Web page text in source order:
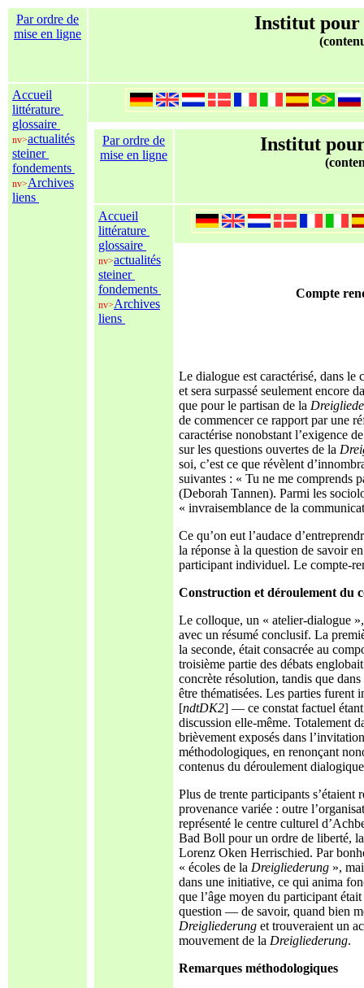
Par ordre de
mise en ligne
Institut pour
Accueil
littérature
glossaire
nv>actualités
steiner
fondements
nv>Archives
liens
Par ordre de
mise en ligne
Institut
Accueil
littérature
glossaire
nv>actualités
steiner
fondements
nv>Archives
liens
Compte
Le dialogue est caractérisé, dans
et sera surpassé seulement encore
que pour le partisan de la
de commencer ce rapport par une
caractérise nonobstant l’exigence
sur les questions ouvertes de la
soi, c’est ce que révèlent
suivantes : « Tu ne me comprends
(Deborah Tannen). Parmi les
« invraisemblance de la
Ce qu’on eut l’audace
la réponse à la question de savoir
participant individuel. Le compte-
Construction et déroulement du
Le colloque, un « atelier-dialogue
avec un résumé conclusif. La
la seconde, était consacrée au
troisième partie des débats
concrète résolution, tandis que
être thématisées. Les parties
[ndtDK2] — ce constat factuel étant
discussion elle-même. Totalement
brièvement exposés dans
méthodologiques, en renonçant
contenus du déroulement
Plus de trente participants s’étaient
provenance variée : outre
représenté le centre culturel
Bad Boll pour un ordre de liberté,
Lorenz Oken Herrischied. Par
« écoles de la Dreigliederung »,
dans une initiative, ce qui anima
que l’âge moyen du participant
question — de savoir, quand bien
Dreigliederung et trouveraient un
mouvement de la Dreigliederung.
Remarques méthodologiques